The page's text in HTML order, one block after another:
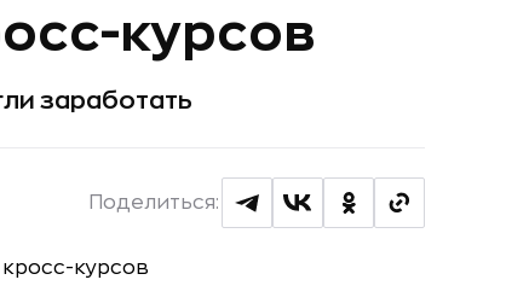
курсов
заработать
Поделиться: